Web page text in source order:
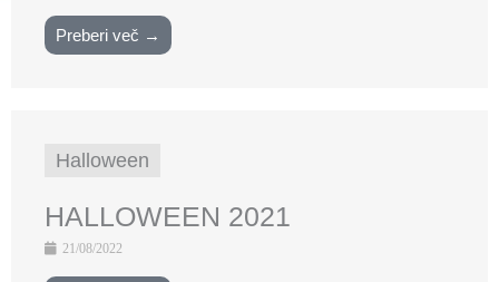
Preberi več →
Halloween
HALLOWEEN 2021
21/08/2022